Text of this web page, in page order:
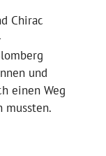
Chirac
und
einen Weg
mussten.